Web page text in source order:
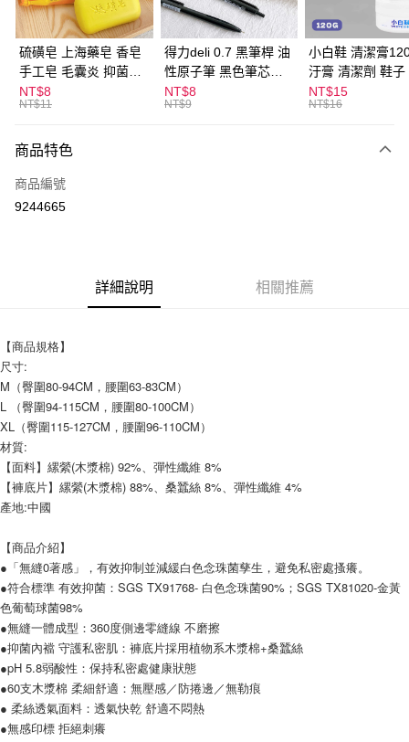
街口支付
悠遊付
ATM付款
全家取貨付款
每筆NT$60，滿NT$599(含以上)免運費
付款後全家取貨
每筆NT$60，滿NT$599(含以上)免運費
每筆NT$60，滿NT$599(含以上)免運費
宅配
每筆NT$120，滿NT$1,999(含以上)免運費
硫磺皂 上海藥皂 香皂
手工皂 毛囊炎 抑菌除
蟎 清潔護膚 去油去痘
寵物皮膚病 狗狗貓咪
NT$8
NT$11
得力deli 0.7 黑筆桿 油
性原子筆 黑色筆芯
S304
NT$8
NT$9
小白鞋 清潔膏
汙膏 清潔劑 鞋子
漬 白皮鞋 鞋油
NT$15
NT$16
商品特色
商品編號
9244665
詳細說明 相關推薦
【商品規格】
尺寸:
M（臀圍80-94CM，腰圍63-83CM）
L （臀圍94-115CM，腰圍80-100CM）
XL（臀圍115-127CM，腰圍96-110CM）
材質:
【面料】縲縈(木漿棉) 92%、彈性纖維 8%
【褲底片】縲縈(木漿棉) 88%、桑蠶絲 8%、彈性纖維 4%
產地:中國
【商品介紹】
●「無縫0著感」，有效抑制並減緩白色念珠菌孳生，避免私密處搔癢。
●符合標準 有效抑菌：SGS TX91768- 白色念珠菌90%；SGS TX81020-金黃
色葡萄球菌98%
●無縫一體成型：360度側邊零縫線 不磨擦
●抑菌內襠 守護私密肌：褲底片採用植物系木漿棉+桑蠶絲
●pH 5.8弱酸性：保持私密處健康狀態
●60支木漿棉 柔細舒適：無壓感／防捲邊／無勒痕
● 柔絲透氣面料：透氣快乾 舒適不悶熱
●無感印標 拒絕刺癢